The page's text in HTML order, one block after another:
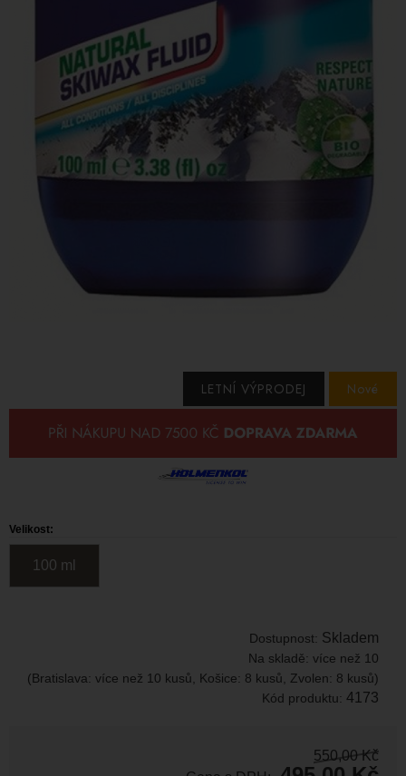
Nové
LETNÍ VÝPRODEJ
Velikost:
100 ml
Dostupnost: Skladem
Na skladě: více než 10
(Bratislava: více než 10 kusů, Košice: 8 kusů, Zvolen: 8 kusů)
Kód produktu: 4173
550,00 Kč